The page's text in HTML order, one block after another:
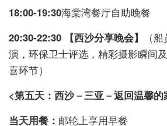
18:00-19:30海棠湾餐厅自助晚餐
20:30-22:30 【西沙分享晚会】
（
演，环保卫士评选，精彩摄影瞬间
喜环节）
<第五天：西沙－三亚－返回温馨的
当天用餐： 邮轮上享用早餐